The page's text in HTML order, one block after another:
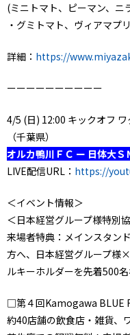
(ミニトマト、ピーマン、ニ
・グミトマト、ヴィアマプ
詳細： https://
ーーーーーーーーーー
4/5 (日) 12:00 キックオフ ワ
（千葉県）
オルカ鴨川ＦＣ ー 日体大Ｓ
LIVE配信URL： https://
＜イベント情報＞
＜日本経営グループ様特別
来場者特典：メインスタン
方へ、日本経営グループ様
ルキーホルダーを先着500
□第４回Kamogawa BLUE
約40店舗の飲食店・雑貨、